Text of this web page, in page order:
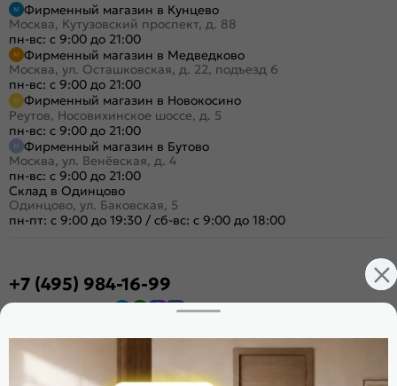
Фирменный магазин в Кунцево
Москва, Кутузовский проспект, д. 88
пн-вс: с 9:00 до 21:00
Фирменный магазин в Медведково
Москва, ул. Осташковская, д. 22, подъезд 6
пн-вс: с 9:00 до 21:00
Фирменный магазин в Новокосино
Реутов, Носовихинское шоссе, д. 5
пн-вс: с 9:00 до 21:00
Фирменный магазин в Бутово
Москва, ул. Венёвская, д. 4
пн-вс: с 9:00 до 21:00
Склад в Одинцово
Одинцово, ул. Баковская, 5
пн-пт: с 9:00 до 19:30 / сб-вс: с 9:00 до 18:00
+7 (495) 984-16-99
Стать дилером